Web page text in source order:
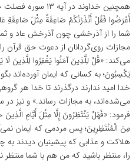
همچنین خداوند در
أَعْرَضُوا فَقُلْ أَنْذَرْتُکُمْ صَاعِقَةً مِثْلَ صَاعِقَةِ
شما را از آذرخشى چون آذرخش عاد و
می‌کند: «قُلْ لِلَّذِینَ آمَنُوا یَغْفِرُوا لِلَّذِینَ لَا
یَکْسِبُونَ؛ به کسانى که ایمان آورده‏‌اند
خدا امید ندارند درگذرند تا خدا هر
فرمود: «فَهَلْ یَنْتَظِرُونَ إِلَّا مِثْلَ أَیَّامِ
مِنَ الْمُنْتَظِرِینَ؛ پس مردمی که ایمان
هلاکت و عذابی که پیشینیان دیدند به
را، منتظر باشید که من هم با شما